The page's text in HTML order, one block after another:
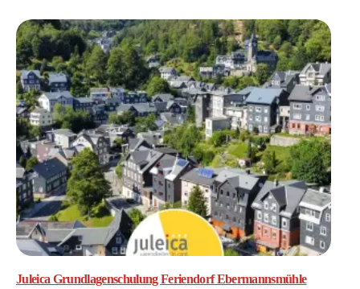
Juleica Grundlagenschulung Feriendorf Ebermannsmühle